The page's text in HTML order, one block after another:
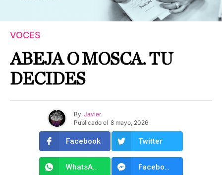
VOCES
ABEJA O MOSCA. TU
DECIDES
By Javier
Publicado el 8 mayo, 2026
Facebook Twitter
WhatsApp Facebook Messenger